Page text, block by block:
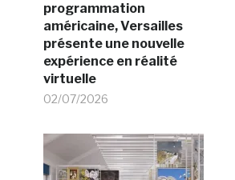
programmation
américaine, Versailles
présente une nouvelle
expérience en réalité
virtuelle
02/07/2026